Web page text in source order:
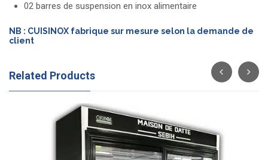
02 barres de suspension en inox alimentaire
NB : CUISINOX fabrique sur mesure selon la demande de
client
Related Products